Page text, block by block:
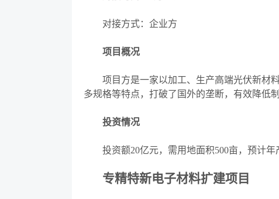
对接方式：企业方
项目概况
项目方是一家以加工、生产高端光伏新材
多规格等特点，打破了国外的垄断，有效降低
投资情况
投资额20亿元，需用地面积500亩，预计
专精特新电子材料扩建项目